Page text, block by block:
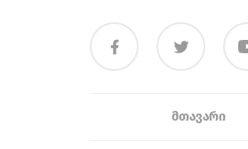
ᲛᲗᲐᲕᲐᲠᲘ